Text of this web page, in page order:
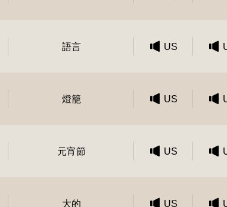
語言 US
燈籠 US
元宵節 US
大的 US